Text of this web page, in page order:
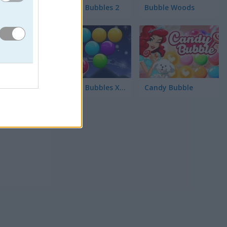
por
por la
Smarty Bubbles 2 Bubble Woods
Smarty Bubbles X-MAS Edition Candy Bubble